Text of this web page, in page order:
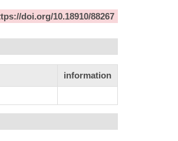
doi.org/10.18910/88267
information